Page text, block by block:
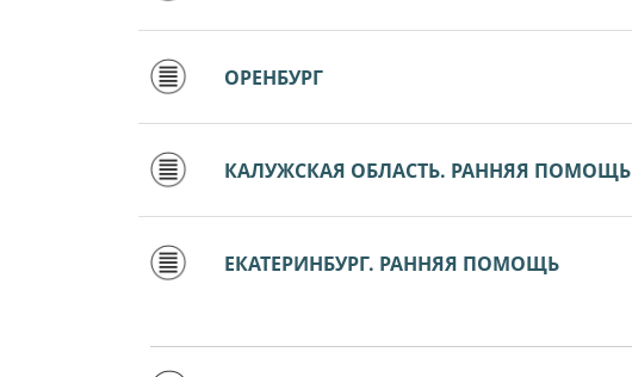
ОРЕНБУРГ
КАЛУЖСКАЯ ОБЛАСТЬ. РАННЯЯ ПОМОЩЬ
ЕКАТЕРИНБУРГ. РАННЯЯ ПОМОЩЬ